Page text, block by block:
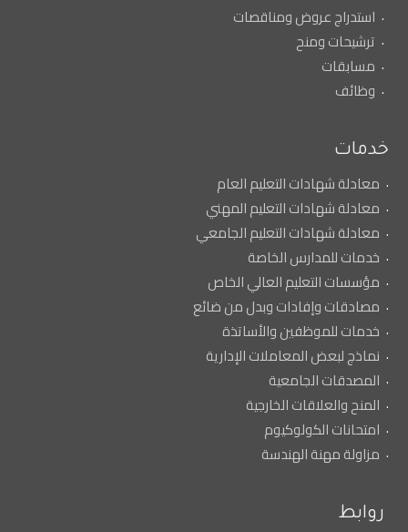
استدراج عروض ومناقصات
ترشيحات ومنح
مسابقات
وظائف
خدمات
معادلة شهادات التعليم العام
معادلة شهادات التعليم المهني
معادلة شهادات التعليم الجامعي
خدمات للمدارس الخاصة
مؤسسات التعليم العالي الخاص
مصادقات وإفادات وبدل من ضائع
خدمات للموظفين والأساتذة
نماذج لبعض المعاملات الإدارية
المصدقات الجامعية
المنح والعلاقات الخارجية
امتحانات الكولوكيوم
مزاولة مهنة الهندسة
روابط